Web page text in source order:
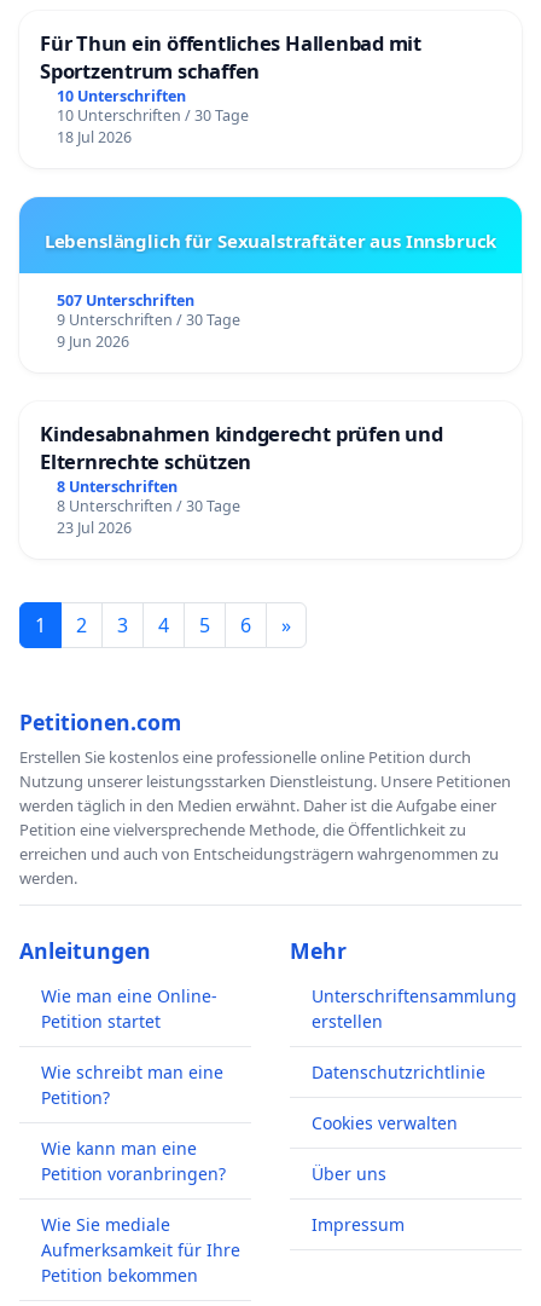
Für Thun ein öffentliches Hallenbad mit
Sportzentrum schaffen
10 Unterschriften
10 Unterschriften / 30 Tage
18 Jul 2026
Lebenslänglich für Sexualstraftäter aus Innsbruck
507 Unterschriften
9 Unterschriften / 30 Tage
9 Jun 2026
Kindesabnahmen kindgerecht prüfen und
Elternrechte schützen
8 Unterschriften
8 Unterschriften / 30 Tage
23 Jul 2026
1 2 3 4 5 6 »
Petitionen.com
Erstellen Sie kostenlos eine professionelle online Petition durch
Nutzung unserer leistungsstarken Dienstleistung. Unsere Petitionen
werden täglich in den Medien erwähnt. Daher ist die Aufgabe einer
Petition eine vielversprechende Methode, die Öffentlichkeit zu
erreichen und auch von Entscheidungsträgern wahrgenommen zu
werden.
Anleitungen
Wie man eine Online-
Petition startet
Wie schreibt man eine
Petition?
Wie kann man eine
Petition voranbringen?
Wie Sie mediale
Aufmerksamkeit für Ihre
Petition bekommen
Mehr
Unterschriftensammlung
erstellen
Datenschutzrichtlinie
Cookies verwalten
Über uns
Impressum